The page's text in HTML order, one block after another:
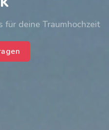
deine Traumhochzeit